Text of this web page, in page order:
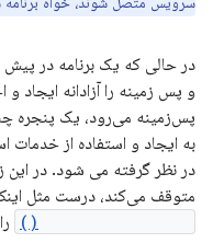
در حالی که یک برنامه در
و پس زمینه را آزادانه ایجاد
پس‌زمینه می‌رود، یک پنجره
به ایجاد و استفاده از خدمات
در نظر گرفته می شود. در این
متوقف می‌کند، درست مثل